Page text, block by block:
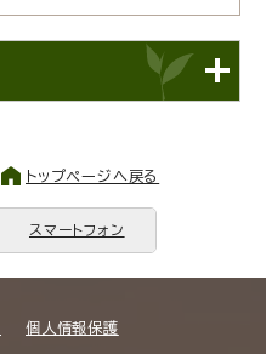
トップページへ戻る
スマートフォン
個人情報保護